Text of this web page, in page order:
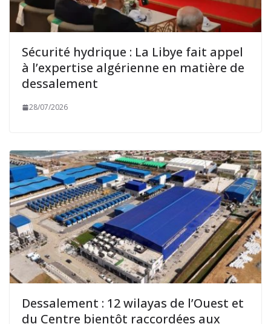
Sécurité hydrique : La Libye fait appel
à l’expertise algérienne en matière de
dessalement
28/07/2026
Dessalement : 12 wilayas de l’Ouest et
du Centre bientôt raccordées aux